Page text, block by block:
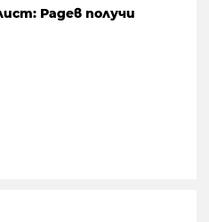
Радев получи